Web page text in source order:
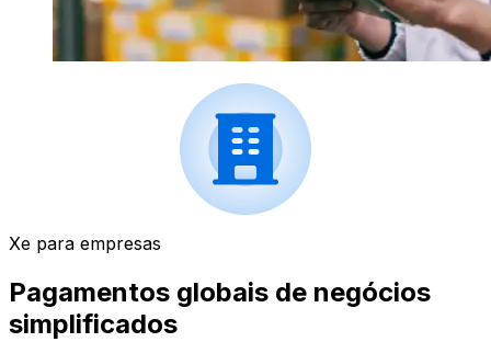
Xe para empresas
Pagamentos globais de negócios
simplificados